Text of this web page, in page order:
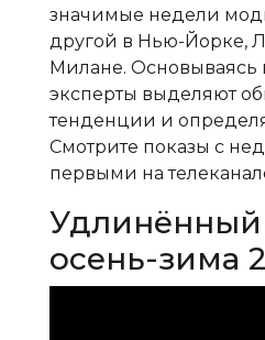
значимые недели
другой в Нью-Йорке,
Милане. Основываясь
эксперты выделяют
тенденции и
Смотрите показы с
первыми на
осень-зима